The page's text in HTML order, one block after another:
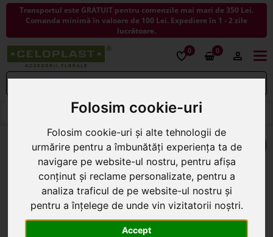
Folosim cookie-uri
Folosim cookie-uri și alte tehnologii de
urmărire pentru a îmbunătăți experiența ta de
navigare pe website-ul nostru, pentru afișa
conținut și reclame personalizate, pentru a
analiza traficul de pe website-ul nostru și
pentru a înțelege de unde vin vizitatorii noștri.
Accept
Transportul este GRATUIT pentru comenzile mai mari de 350 Lei.
Comanda minimă în valoare de 100 Lei. Expediere în 1 - 2 zile
lucrătoare.
0 0
< ÎNAPOI LA FLORI USCATE SI PLANTE USCATE